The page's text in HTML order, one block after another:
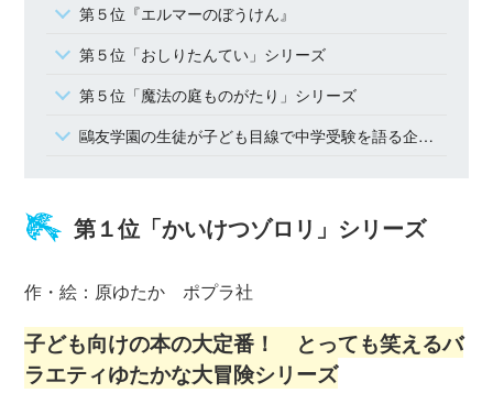
第５位『エルマーのぼうけん』
第５位「おしりたんてい」シリーズ
第５位「魔法の庭ものがたり」シリーズ
鷗友学園の生徒が子ども目線で中学受験を語る企画も！ 『中学受験準備大全』が12月３日に発売
第１位「かいけつゾロリ」シリーズ
作・絵：原ゆたか ポプラ社
子ども向けの本の大定番！ とっても笑えるバ
ラエティゆたかな大冒険シリーズ